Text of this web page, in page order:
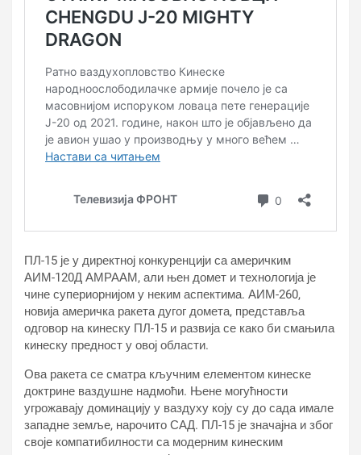
ПЛ-15 је у директној конкуренцији са америчким
АИМ-120Д АМРААМ, али њен домет и технологија је
чине супериорнијом у неким аспектима. АИМ-260,
новија америчка ракета дугог домета, представља
одговор на кинеску ПЛ-15 и развија се како би смањила
кинеску предност у овој области.
Ова ракета се сматра кључним елементом кинеске
доктрине ваздушне надмоћи. Њене могућности
угрожавају доминацију у ваздуху коју су до сада имале
западне земље, нарочито САД. ПЛ-15 је значајна и због
своје компатибилности са модерним кинеским